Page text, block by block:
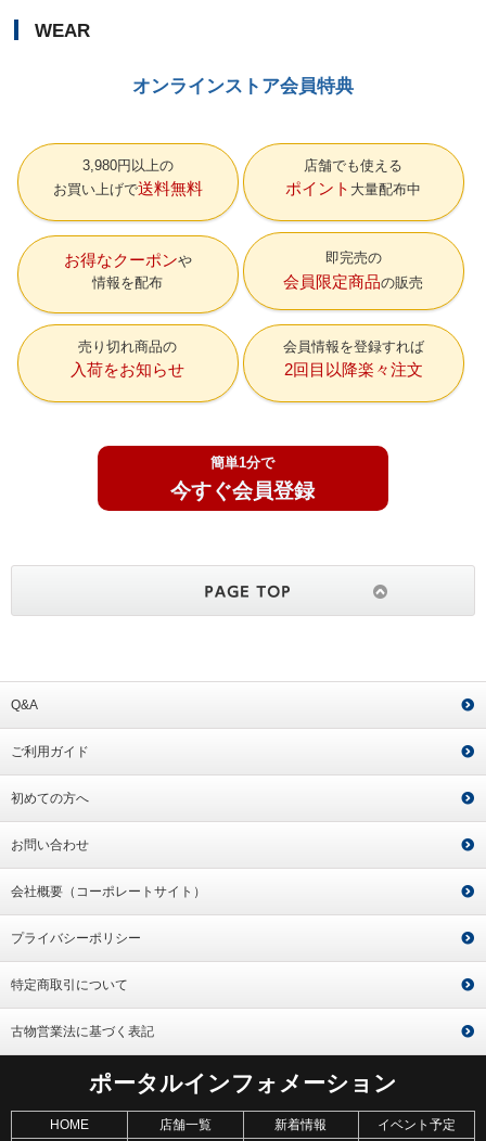
WEAR
オンラインストア会員特典
3,980円以上の
お買い上げで送料無料
店舗でも使える
ポイント 大量配布中
お得なクーポン
情報を配布
即完売の
会員限定商品の販売
売り切れ商品の
入荷をお知らせ
会員情報を登録すれば
2回目以降楽々注文
簡単1分で
今すぐ会員登録
Q&A
ご利用ガイド
初めての方へ
お問い合わせ
会社概要（コーポレートサイト）
プライバシーポリシー
特定商取引について
古物営業法に基づく表記
ポータルインフォメーション
HOME 店舗一覧 新着情報 イベント予定